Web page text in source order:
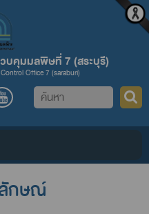
บคุมมลพิษที่ 7 (สระบุรี)
Office 7 (saraburi)
ค้นหา
กษณ์